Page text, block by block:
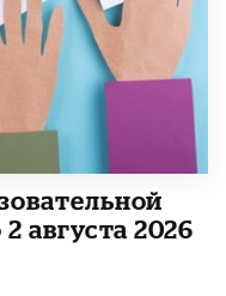
августа 2026